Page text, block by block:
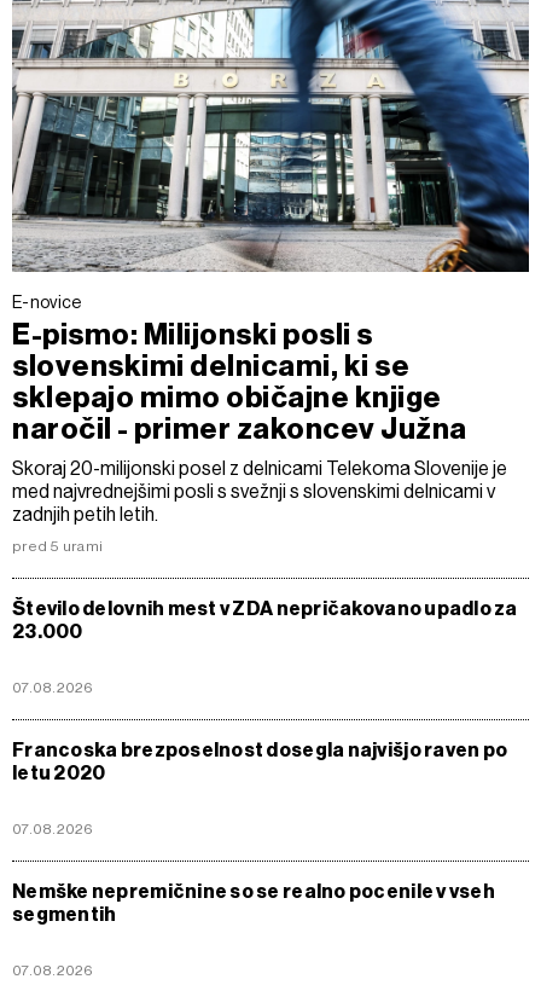
E-novice
E-pismo: Milijonski posli s
slovenskimi delnicami, ki se
sklepajo mimo običajne knjige
naročil - primer zakoncev Južna
Skoraj 20-milijonski posel z delnicami Telekoma Slovenije je
med najvrednejšimi posli s svežnji s slovenskimi delnicami v
zadnjih petih letih.
pred 5 urami
Število delovnih mest v ZDA nepričakovano upadlo za
23.000
07.08.2026
Francoska brezposelnost dosegla najvišjo raven po
letu 2020
07.08.2026
Nemške nepremičnine so se realno pocenile v vseh
segmentih
07.08.2026